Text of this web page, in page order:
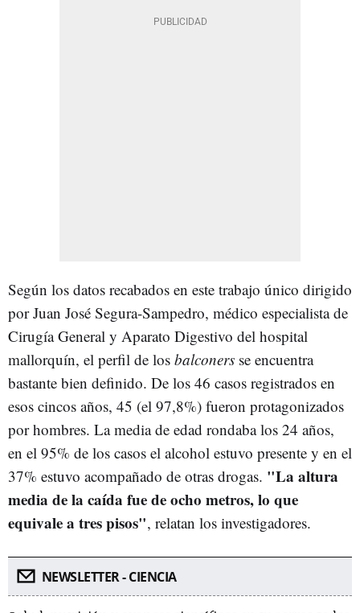
Según los datos recabados en este trabajo único dirigido
por Juan José Segura-Sampedro, médico especialista de
Cirugía General y Aparato Digestivo del hospital
mallorquín, el perfil de los balconers se encuentra
bastante bien definido. De los 46 casos registrados en
esos cincos años, 45 (el 97,8%) fueron protagonizados
por hombres. La media de edad rondaba los 24 años,
en el 95% de los casos el alcohol estuvo presente y en el
37% estuvo acompañado de otras drogas. "La altura
media de la caída fue de ocho metros, lo que
equivale a tres pisos", relatan los investigadores.
NEWSLETTER - CIENCIA